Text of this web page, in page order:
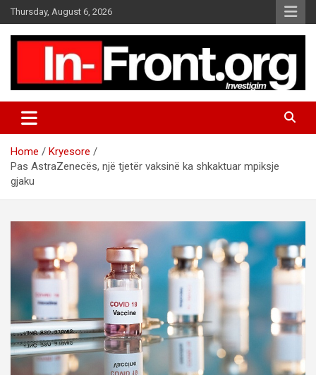
k
Thursday, August 6, 2026
Home
Kryesore
Pas AstraZenecës, një tjetër vaksinë ka shkaktuar mpiksje
gjaku